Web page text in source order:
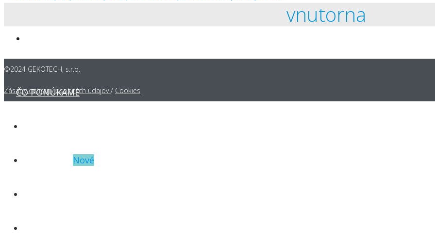
ČO PONÚKAME
vnutorna
©2024 GEKOTECH, s.r.o.
Zásady ochrany osobných údajov/ Cookies